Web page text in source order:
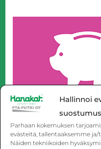
Hallinnoi
Parhaan kokemuksen
evästeitä, tallentaaksemme
Näiden tekniikoiden